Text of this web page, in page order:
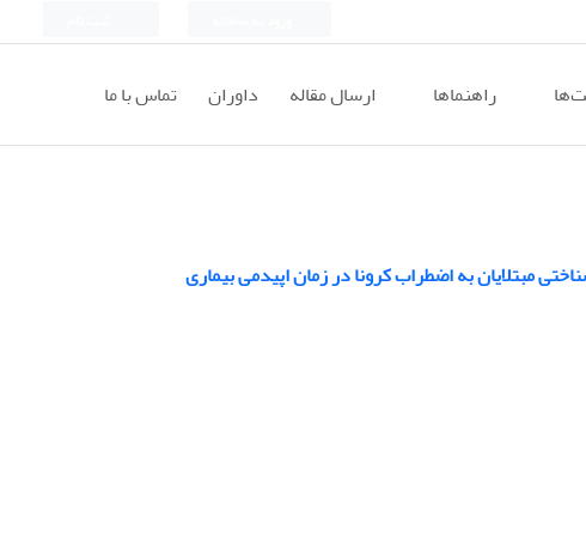
راهنماها ارسال مقاله داوران تماس با ما
مبتلایان به اضطراب کرونا در زمان اپیدمی بیماری